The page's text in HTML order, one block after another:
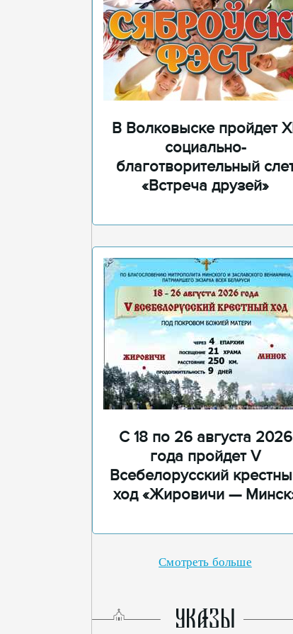
В Волковыске пройдет
социально-
благотворительный
«Встреча друзей»
С 18 по 26 августа 2026
года пройдет V
Всебелорусский
ход «Жировичи —
Смотреть больше
УКАЗЫ